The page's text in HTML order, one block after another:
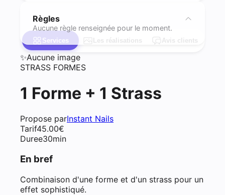
Règles
Aucune règle renseignée pour le moment.
Services Les réalisations Avis clients
✨Aucune image
STRASS FORMES
1 Forme + 1 Strass
Propose parInstant Nails
Tarif45.00€
Duree30min
En bref
Combinaison d'une forme et d'un strass pour un
effet sophistiqué.